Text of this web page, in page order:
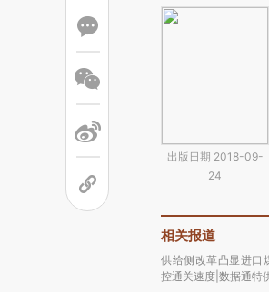
出版日期 2018-09-
24
相关报道
供给侧改革凸显进口
控通关速度|数据通特